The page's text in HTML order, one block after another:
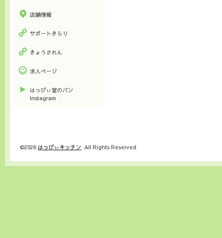
店舗情報
サポートきらり
きょうされん
求人ページ
はっぴぃ堂のパン
Instagram
©2026 はっぴぃキッチン. All Rights Reserved.